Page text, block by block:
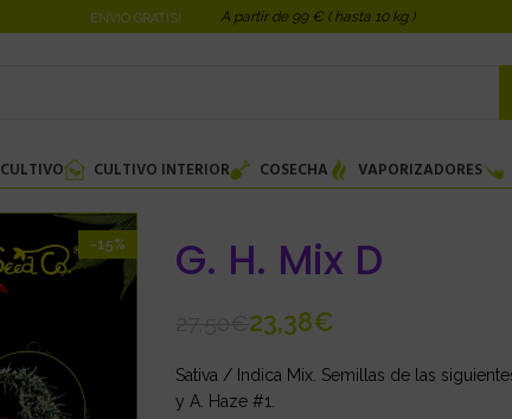
ENVIO GRATIS! A partir de 99 € ( hasta 10 kg )
CULTIVO CULTIVO INTERIOR COSECHA VAPORIZADORES
-15% G. H. Mix D
23,38€
Sativa / Indica Mix. Semillas de las
y A. Haze #1.